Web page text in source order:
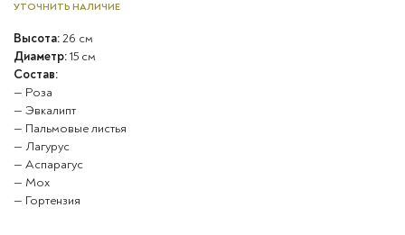
УТОЧНИТЬ НАЛИЧИЕ
Высота:26 см
Диаметр:15 см
Состав:
— Роза
— Эвкалипт
— Пальмовые листья
— Лагурус
— Аспарагус
— Мох
— Гортензия